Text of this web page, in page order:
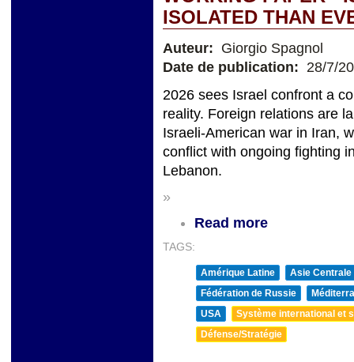
ISOLATED THAN
Auteur: Giorgio Spagnol
Date de publication: 28/7/
2026 sees Israel confront a
reality. Foreign relations are
Israeli-American war in Iran,
conflict with ongoing fighting
Lebanon.
»
Read more
TAGS:
Amérique Latine
Asie Centrale
Fédération de Russie
USA
Système international et
Défense/Stratégie